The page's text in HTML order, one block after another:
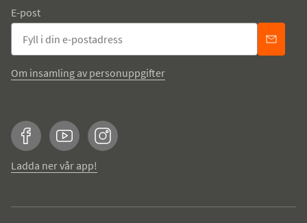
E-post
Om insamling av personuppgifter
FacebookYouTubeInstagram
Ladda ner vår app!